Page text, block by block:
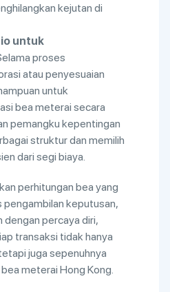
kejutan di
untuk
proses
atau penyesuaian
untuk
bea meterai secara
pemangku kepentingan
struktur dan memilih
dari segi biaya.
perhitungan bea yang
keputusan,
dengan percaya diri,
transaksi tidak hanya
juga sepenuhnya
meterai Hong Kong.